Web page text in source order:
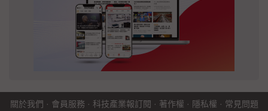
關於我們 · 會員服務 · 科技產業報訂閱 · 著作權 · 隱私權 · 常見問題